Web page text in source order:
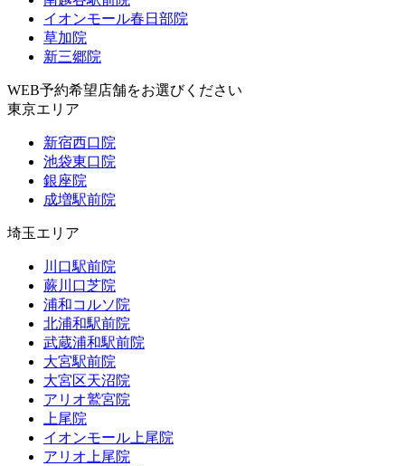
イオンモール春日部院
草加院
新三郷院
WEB予約希望店舗をお選びください
東京エリア
新宿西口院
池袋東口院
銀座院
成増駅前院
埼玉エリア
川口駅前院
蕨川口芝院
浦和コルソ院
北浦和駅前院
武蔵浦和駅前院
大宮駅前院
大宮区天沼院
アリオ鷲宮院
上尾院
イオンモール上尾院
アリオ上尾院